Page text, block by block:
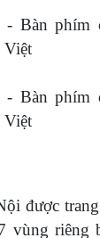
được
vùng riêng